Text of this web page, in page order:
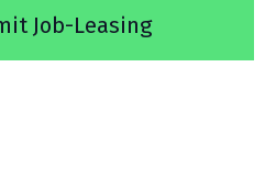
Job-Leasing